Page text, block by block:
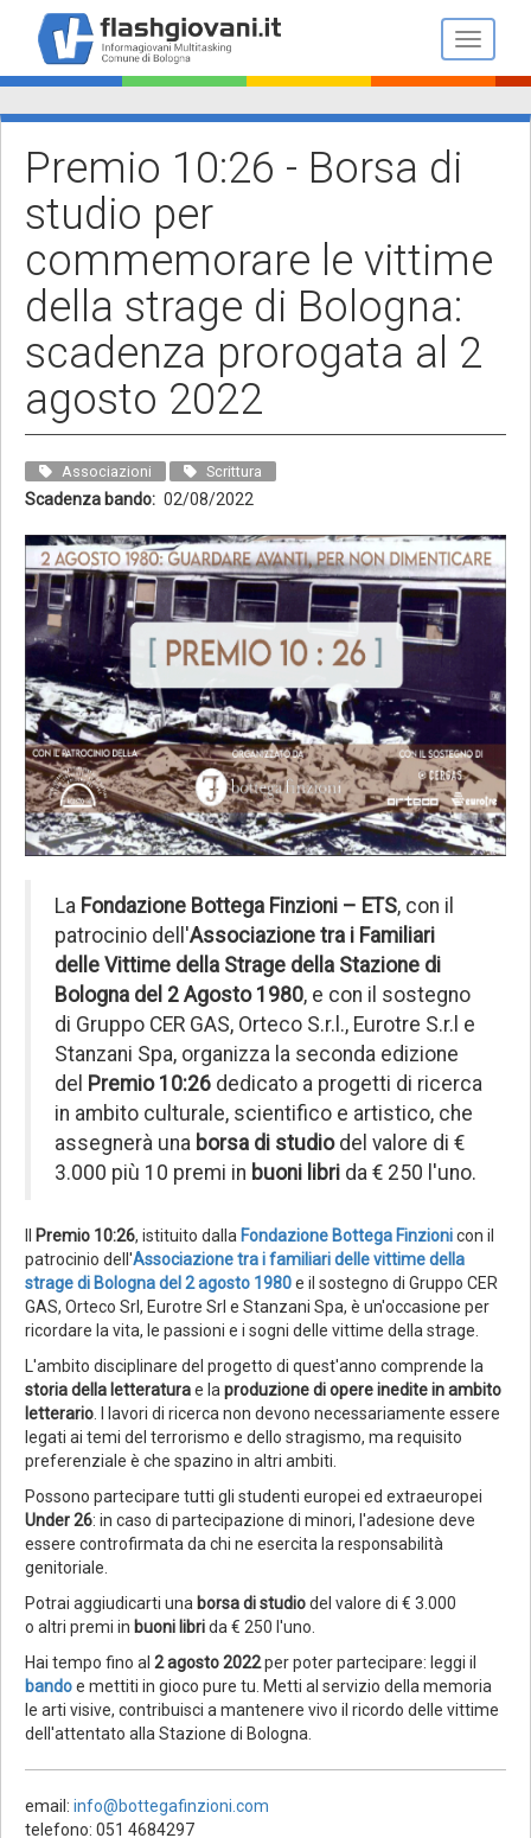
contenuto
principale
Toggle
Premio 10:26 - Borsa di
studio per
commemorare le vittime
della strage di Bologna:
scadenza prorogata al 2
agosto 2022
Associazioni Scrittura
Scadenza bando 02/08/2022
La Fondazione Bottega Finzioni – ETS, con il
patrocinio dell'Associazione tra i Familiari
delle Vittime della Strage della Stazione di
Bologna del 2 Agosto 1980, e con il sostegno
di Gruppo CER GAS, Orteco S.r.l., Eurotre S.r.l e
Stanzani Spa, organizza la seconda edizione
del Premio 10:26 dedicato a progetti di ricerca
in ambito culturale, scientifico e artistico, che
assegnerà una borsa di studiodel valore di €
3.000 più 10 premi in buoni libri da € 250 l'uno.
Premio 10:26, istituito dalla Fondazione Bottega Finzionicon il
patrocinio dell'Associazione tra i familiari delle vittime della
strage di Bologna del 2 agosto 1980e il sostegno di Gruppo CER
GAS, Orteco Srl, Eurotre Srl e Stanzani Spa, è un'occasione per
ricordare la vita, le passioni e i sogni delle vittime della strage.
L'ambito disciplinare del progetto di quest'anno comprende la
storia della letteraturae la produzione di opere inedite in ambito
letterario . I lavori di ricerca non devono necessariamente essere
legati ai temi del terrorismo e dello stragismo, ma requisito
preferenziale è che spazino in altri ambiti.
Possono partecipare tutti gli studenti europei ed extraeuropei
Under 26: in caso di partecipazione di minori, l'adesione deve
essere controfirmata da chi ne esercita la responsabilità
genitoriale.
Potrai aggiudicarti una borsa di studiodel valore di € 3.000
o altri premi in buoni librida € 250 l'uno.
Hai tempo fino al 2 agosto 2022per poter partecipare: leggi il
bandoe mettiti in gioco pure tu. Metti al servizio della memoria
le arti visive, contribuisci a mantenere vivo il ricordo delle vittime
dell'attentato alla Stazione di Bologna.
email: info@bottegafinzioni.com
telefono: 051 4684297